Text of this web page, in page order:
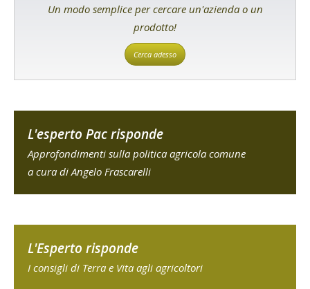
Un modo semplice per cercare un'azienda o un
prodotto!
Cerca adesso
L'esperto Pac risponde
Approfondimenti sulla politica agricola comune
a cura di Angelo Frascarelli
L'Esperto risponde
I consigli di Terra e Vita agli agricoltori